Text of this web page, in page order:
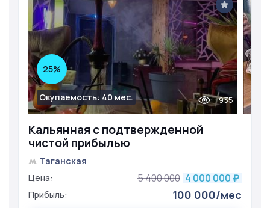
Кальянная с подтвержденной
чистой прибылью
Окупаемость: 40 мес.
25%
935
Таганская
Цена:
4 000 000 ₽
5 400 000
Прибыль: 100 000/мес